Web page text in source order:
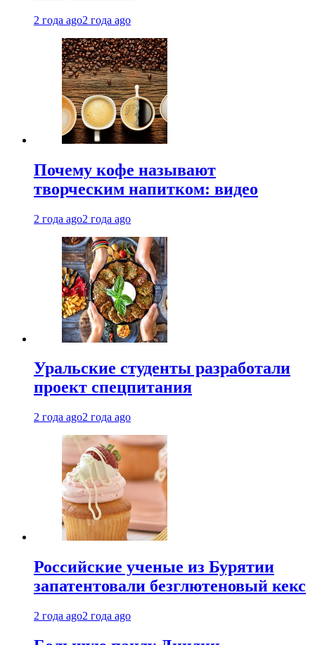
2 года ago2 года ago
Почему кофе называют
творческим напитком: видео
2 года ago2 года ago
Уральские студенты разработали
проект спецпитания
2 года ago2 года ago
Российские ученые из Бурятии
запатентовали безглютеновый кекс
2 года ago2 года ago